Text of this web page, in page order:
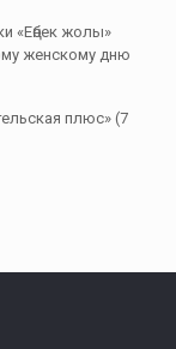
«Еңбек жолы»
женскому дню
плюс» (7